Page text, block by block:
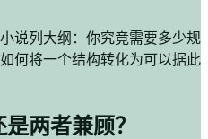
说列大纲：你究竟需要多少规
何将一个结构转化为可以据此
两者兼顾？